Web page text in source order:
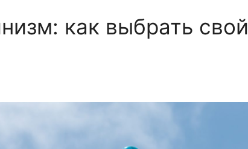
как выбрать свой